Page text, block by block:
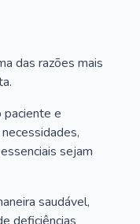
das razões mais
paciente e
sejam
saudável,